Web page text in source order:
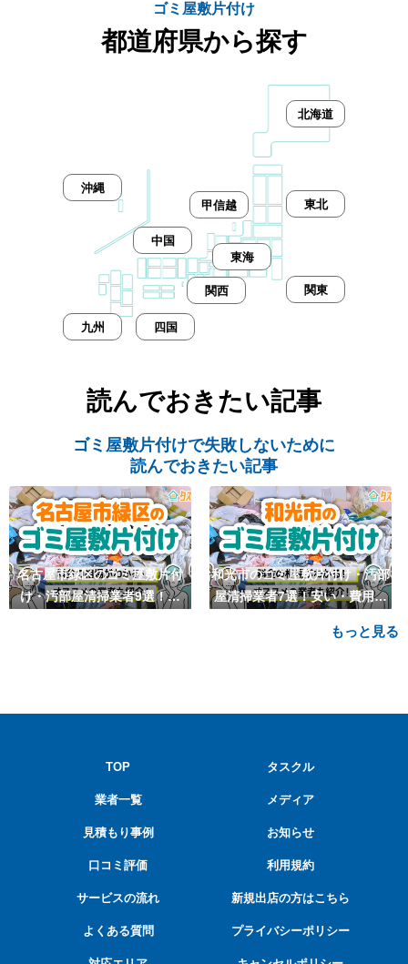
ゴミ屋敷片付け
都道府県から探す
北海道
東北
甲信越
東海
関東
関西
中国
四国
九州
沖縄
読んでおきたい記事
ゴミ屋敷片付けで失敗しないために
読んでおきたい記事
名古屋市緑区のゴミ屋敷片付
け・汚部屋清掃業者9選！安
和光市のゴミ屋敷片付け・汚部
屋清掃業者7選！安い・費用相
もっと見る
TOP
業者一覧
見積もり事例
口コミ評価
サービスの流れ
よくある質問
タスクル
メディア
お知らせ
利用規約
新規出店の方はこちら
プライバシーポリシー